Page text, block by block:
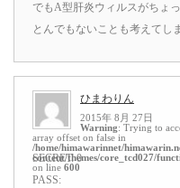
でもA型肝炎ウィルスがちょっ
とんでもないことも考えてし
ひまわりん
2015年 8月 27日
Warning: Trying to
array offset on false in
/home/himawarinnet/
content/themes/core_tcd027/
on line 600
SECRET: 0
PASS: